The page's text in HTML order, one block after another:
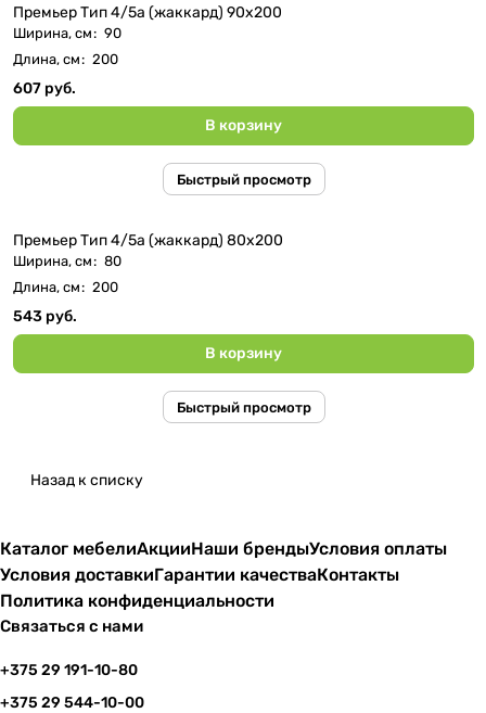
Премьер Тип 4/5а (жаккард) 90x200
Ширина, см: 90
Длина, см: 200
607 руб.
В корзину
Быстрый просмотр
Премьер Тип 4/5а (жаккард) 80x200
Ширина, см: 80
Длина, см: 200
543 руб.
В корзину
Быстрый просмотр
Назад к списку
Каталог мебелиАкцииНаши брендыУсловия оплаты
Условия доставкиГарантии качестваКонтакты
Политика конфиденциальности
Связаться с нами
+375 29 191-10-80
+375 29 544-10-00